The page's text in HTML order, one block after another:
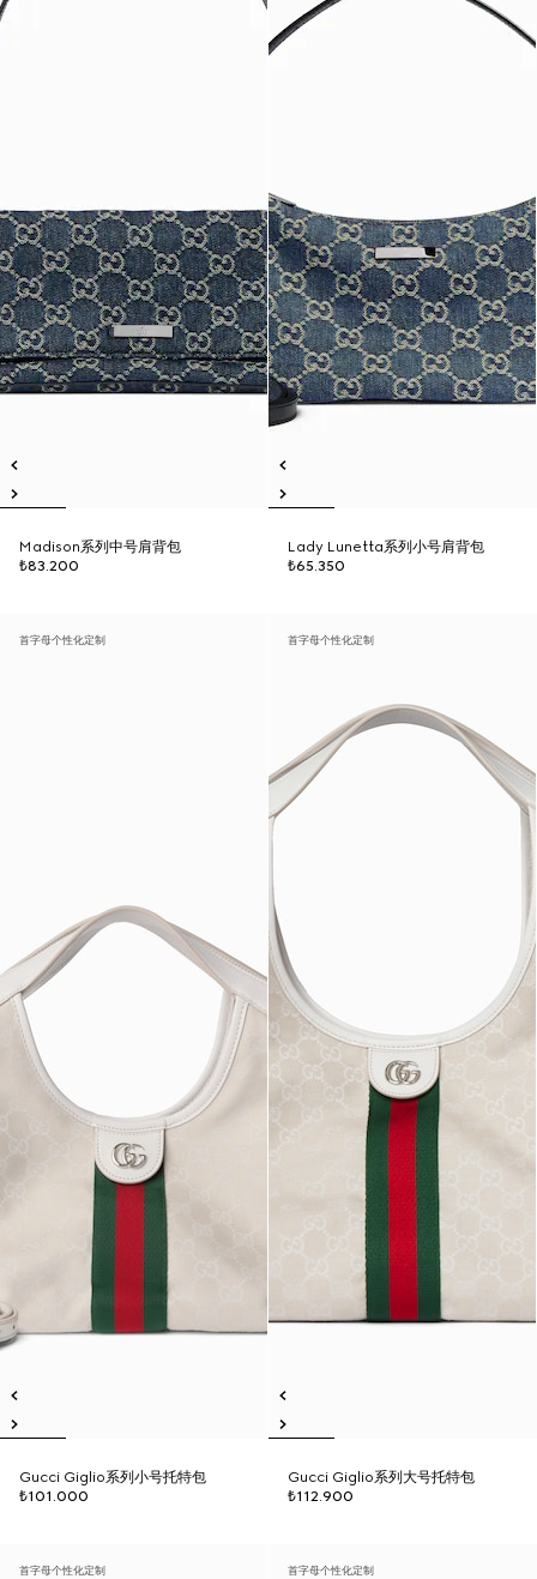
Madison系列中号肩背包
₺83.200
Lady Lunetta系列小号肩背包
₺65.350
首字母个性化定制
Gucci Giglio系列小号托特包
₺101.000
首字母个性化定制
Gucci Giglio系列大号托特包
₺112.900
首字母个性化定制 首字母个性化定制